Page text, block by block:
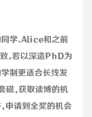
同学、Alice和之前
。若以深造PhD为
学制更适合长线发
磁，获取读博的机
申请到全奖的机会